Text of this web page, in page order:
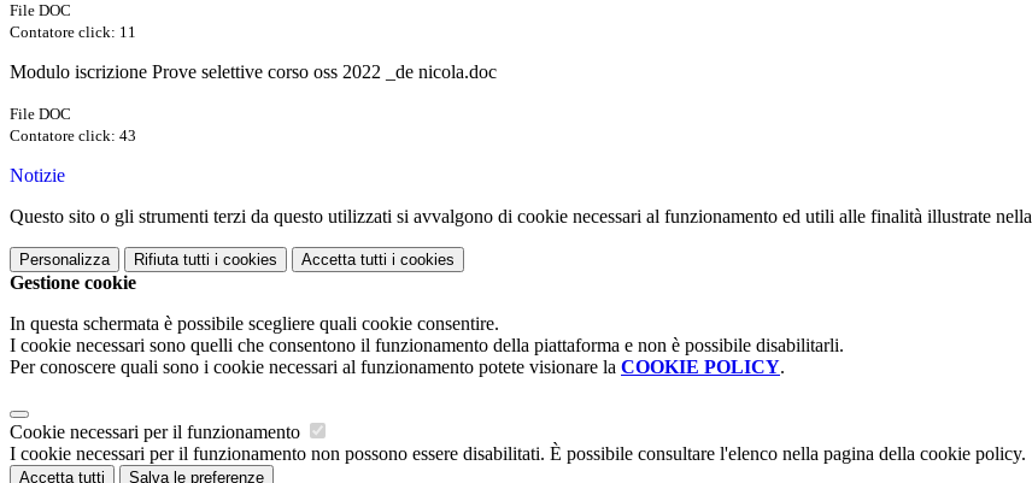
File DOC
Contatore click: 11
Modulo iscrizione Prove selettive corso oss 2022 _de nicola.doc
File DOC
Contatore click: 43
Notizie
Questo sito o gli strumenti terzi da questo utilizzati si avvalgono di cookie necessari al funzionamento ed utili alle finalità illustrate nella
Personalizza Rifiuta tutti i cookies Accetta tutti i cookies
Gestione cookie
In questa schermata è possibile scegliere quali cookie consentire.
I cookie necessari sono quelli che consentono il funzionamento della piattaforma e non è possibile disabilitarli.
Per conoscere quali sono i cookie necessari al funzionamento potete visionare la COOKIE POLICY.
Cookie necessari per il funzionamento
I cookie necessari per il funzionamento non possono essere disabilitati. È possibile consultare l'elenco nella pagina della cookie policy.
Accetta tutti Salva le preferenze